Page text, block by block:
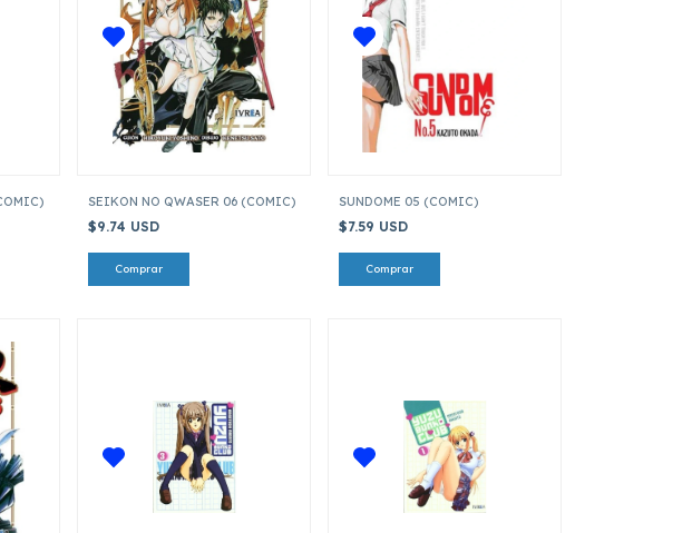
SEIKON NO QWASER 06 (COMIC)
$9.74 USD
SUNDOME 05 (COMIC)
$7.59 USD